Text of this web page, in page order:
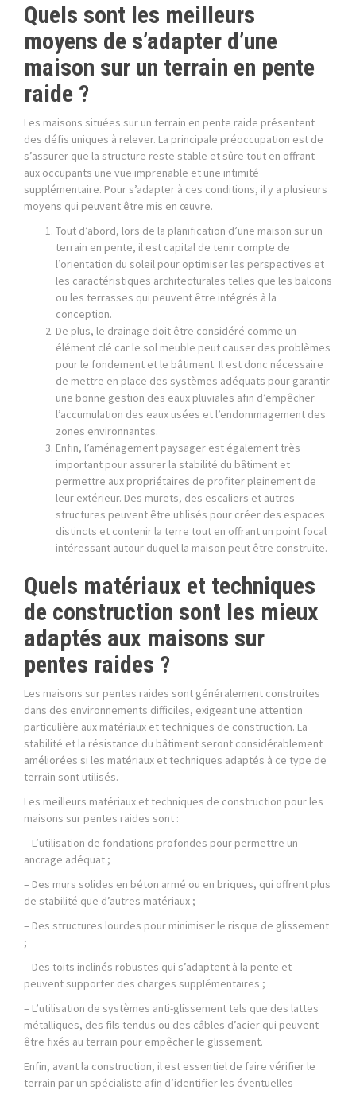
Quels sont les meilleurs
moyens de s’adapter d’une
maison sur un terrain en pente
raide ?
Les maisons situées sur un terrain en pente raide présentent
des défis uniques à relever. La principale préoccupation est de
s’assurer que la structure reste stable et sûre tout en offrant
aux occupants une vue imprenable et une intimité
supplémentaire. Pour s’adapter à ces conditions, il y a plusieurs
moyens qui peuvent être mis en œuvre.
Tout d’abord, lors de la planification d’une maison sur un
terrain en pente, il est capital de tenir compte de
l’orientation du soleil pour optimiser les perspectives et
les caractéristiques architecturales telles que les balcons
ou les terrasses qui peuvent être intégrés à la
conception.
De plus, le drainage doit être considéré comme un
élément clé car le sol meuble peut causer des problèmes
pour le fondement et le bâtiment. Il est donc nécessaire
de mettre en place des systèmes adéquats pour garantir
une bonne gestion des eaux pluviales afin d’empêcher
l’accumulation des eaux usées et l’endommagement des
zones environnantes.
Enfin, l’aménagement paysager est également très
important pour assurer la stabilité du bâtiment et
permettre aux propriétaires de profiter pleinement de
leur extérieur. Des murets, des escaliers et autres
structures peuvent être utilisés pour créer des espaces
distincts et contenir la terre tout en offrant un point focal
intéressant autour duquel la maison peut être construite.
Quels matériaux et techniques
de construction sont les mieux
adaptés aux maisons sur
pentes raides ?
Les maisons sur pentes raides sont généralement construites
dans des environnements difficiles, exigeant une attention
particulière aux matériaux et techniques de construction. La
stabilité et la résistance du bâtiment seront considérablement
améliorées si les matériaux et techniques adaptés à ce type de
terrain sont utilisés.
Les meilleurs matériaux et techniques de construction pour les
maisons sur pentes raides sont :
– L’utilisation de fondations profondes pour permettre un
ancrage adéquat ;
– Des murs solides en béton armé ou en briques, qui offrent plus
de stabilité que d’autres matériaux ;
– Des structures lourdes pour minimiser le risque de glissement
;
– Des toits inclinés robustes qui s’adaptent à la pente et
peuvent supporter des charges supplémentaires ;
– L’utilisation de systèmes anti-glissement tels que des lattes
métalliques, des fils tendus ou des câbles d’acier qui peuvent
être fixés au terrain pour empêcher le glissement.
Enfin, avant la construction, il est essentiel de faire vérifier le
terrain par un spécialiste afin d’identifier les éventuelles